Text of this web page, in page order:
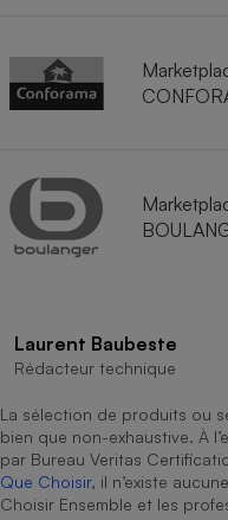
Laurent Baubeste
Rédacteur technique
La sélection de produits ou
bien que non-exhaustive. À
par Bureau Veritas
Que Choisir, il n’existe
Choisir Ensemble et les